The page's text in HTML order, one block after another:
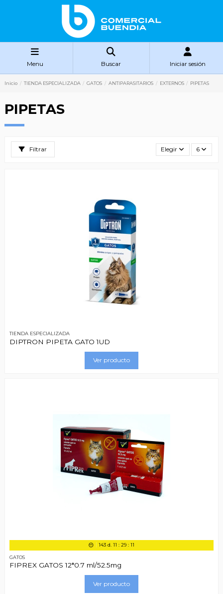
Menu Buscar Iniciar sesión
Inicio TIENDA ESPECIALIZADA GATOS ANTIPARASITARIOS EXTERNOS PIPETAS
PIPETAS
Filtrar Elegir 6
TIENDA ESPECIALIZADA
DIPTRON PIPETA GATO 1UD
Ver producto
143d. 11 : 29: 11
GATOS
FIPREX GATOS 12*0.7 ml/52.5mg
Ver producto